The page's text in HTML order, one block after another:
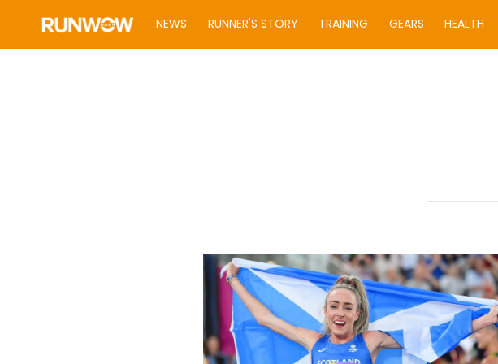
NEWS RUNNER'S STORY TRAINING GEARS HEALTH
© 2026 Titan Media Hong Kong Limited. All rights reserved.